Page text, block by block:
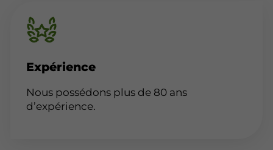
Expérience
Nous possédons plus de 80 ans
d’expérience.